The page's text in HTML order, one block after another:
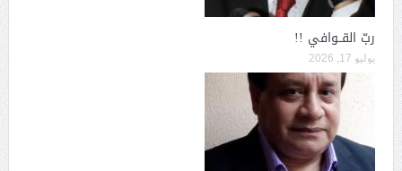
ربّ القــوافي !!
يوليو 17, 2026